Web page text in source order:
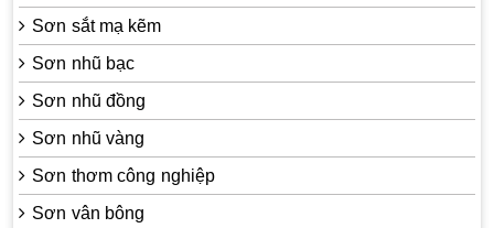
Sơn sắt mạ kẽm
Sơn nhũ bạc
Sơn nhũ đồng
Sơn nhũ vàng
Sơn thơm công nghiệp
Sơn vân bông